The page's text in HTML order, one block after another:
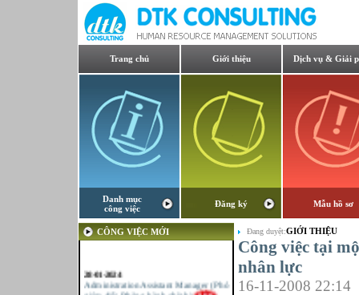
Trang chủ Giới thiệu Dịch vụ & Giải
Danh mục
công việc
Đăng ký Mẫu hồ sơ
CÔNG VIỆC MỚI
Administration Assistant Manager (Phó
giám đốc Phòng hành chính)
Đang duyệt:GIỚI THIỆU
Công việc tại
nhân lực
16-11-2008 22:14